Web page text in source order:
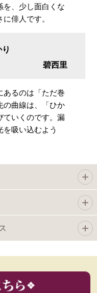
を、少し面白くな
俳人です。
碧西里
あるのは「ただ巻
の曲線は、「ひか
ていくのです。漏
吸い込むよう